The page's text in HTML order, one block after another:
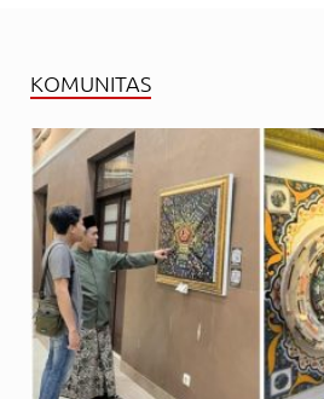
KOMUNITAS